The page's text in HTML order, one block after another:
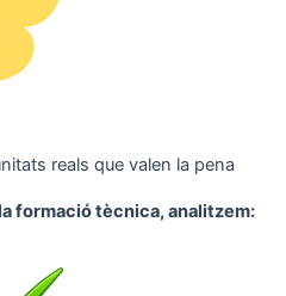
reals que valen la pena
formació tècnica, analitzem: